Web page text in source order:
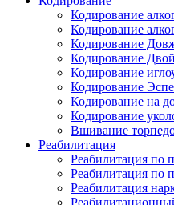
Кодирование
Кодирование
Кодирование
Кодирование
Кодирование
Кодирование
Кодирование на
Кодирование
Вшивание
Реабилитация
Реабилитация по
Реабилитация по
Реабилитация